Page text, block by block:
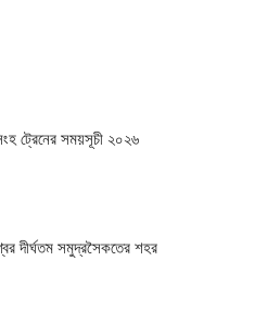
ট্রেনের সময়সূচী ২০২৬
দীর্ঘতম সমুদ্রসৈকতের শহর